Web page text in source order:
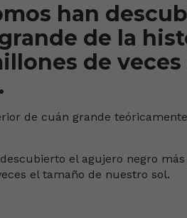
han
de la
de
de cuán grande